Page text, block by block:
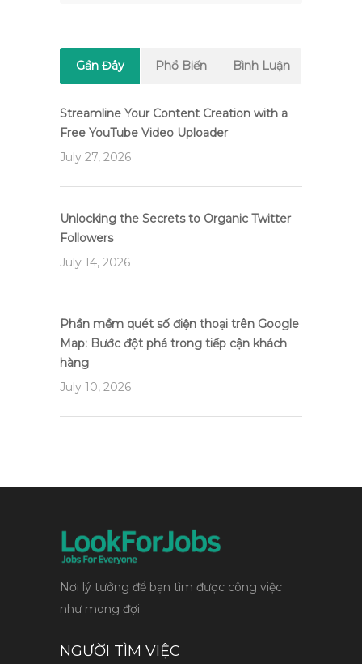
Gần Đây Phổ Biến Bình Luận
Streamline Your Content Creation with a
Free YouTube Video Uploader
July 27, 2026
Unlocking the Secrets to Organic Twitter
Followers
July 14, 2026
Phần mềm quét số điện thoại trên Google
Map: Bước đột phá trong tiếp cận khách
hàng
July 10, 2026
Nơi lý tưởng để bạn tìm được công việc
như mong đợi
NGƯỜI TÌM VIỆC